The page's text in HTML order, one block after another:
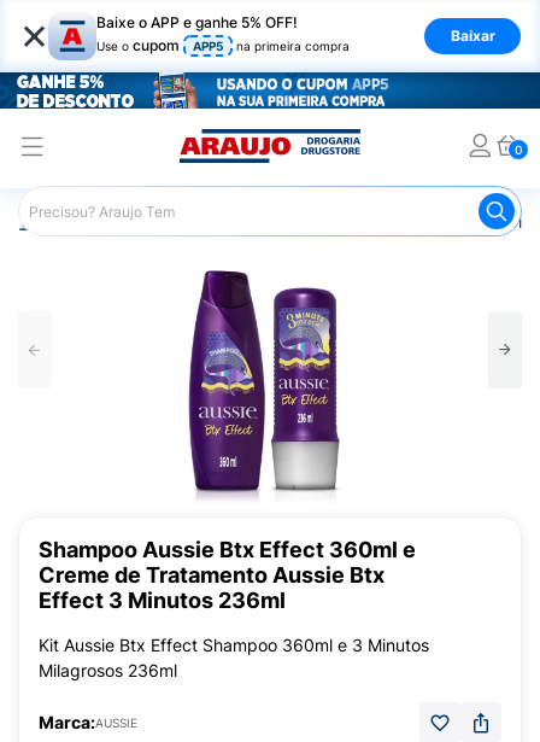
× Baixe o APP e ganhe 5% OFF!
Use o cupom APP5 na primeira compra
Baixar
0
Araujo Cabelo Cabelos Lisos ou com Frizz
Shampoo Aussie Btx Effect 360ml e
Creme de Tratamento Aussie Btx
Effect 3 Minutos 236ml
Kit Aussie Btx Effect Shampoo 360ml e 3 Minutos
Milagrosos 236ml
Marca:AUSSIE